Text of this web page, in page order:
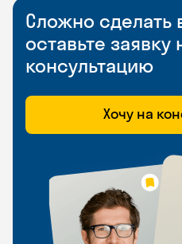
Сложно
оставьте
консультацию
Хочу на